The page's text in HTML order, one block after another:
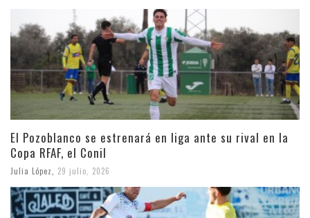
El Pozoblanco se estrenará en liga ante su rival en la
Copa RFAF, el Conil
Julia López 29 julio, 2026